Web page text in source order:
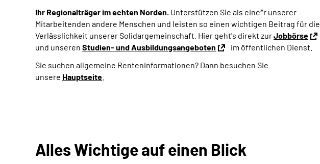
Ihr Regionalträger im echten Norden. Unterstützen Sie als eine*r unserer
Mitarbeitenden andere Menschen und leisten so einen wichtigen Beitrag für die
Verlässlichkeit unserer Solidargemeinschaft. Hier geht's direkt zurJobbörse
und unseren Studien- und Ausbildungsangeboten
im öffentlichen Dienst.
Sie suchen allgemeine Renteninformationen? Dann besuchen Sie
unsere Hauptseite
Alles Wichtige auf einen Blick